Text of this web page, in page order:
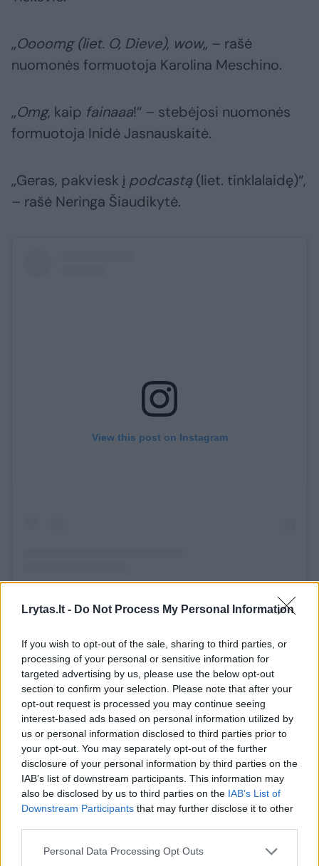
Lrytas.lt - Do Not Process My Personal Information
If you wish to opt-out of the sale, sharing to third parties, or
processing of your personal or sensitive information for
targeted advertising by us, please use the below opt-out
section to confirm your selection. Please note that after your
opt-out request is processed you may continue seeing
interest-based ads based on personal information utilized by
us or personal information disclosed to third parties prior to
your opt-out. You may separately opt-out of the further
disclosure of your personal information by third parties on the
IAB’s list of downstream participants. This information may
also be disclosed by us to third parties on the IAB’s List of
Downstream Participants that may further disclose it to other
Personal Data Processing Opt Outs
„Oooomg (liet. O, Dieve), wow„ – rašė
nuomonės formuotoja Karolina Meschino.
„Omg, kaip fainaaa!“ – stebėjosi nuomonės
formuotoja Inidė Jasnauskaitė.
„Geras, pakviesk į podcastą (liet. tinklalaidę)“,
– rašė Neringa Šiaudikytė.
View this post on Instagram
JAV Adamas Sandleris garsenybė Rodyti daugiau žymių
Komentuoti po šiuo straipsniu
Komentuoti gali tik Lrytas registruoti vartotojai.
Prisijunkite prie registruotų vartotojų
bendruomenės ir bendraukite komentaruose!
Rodyti komentarus